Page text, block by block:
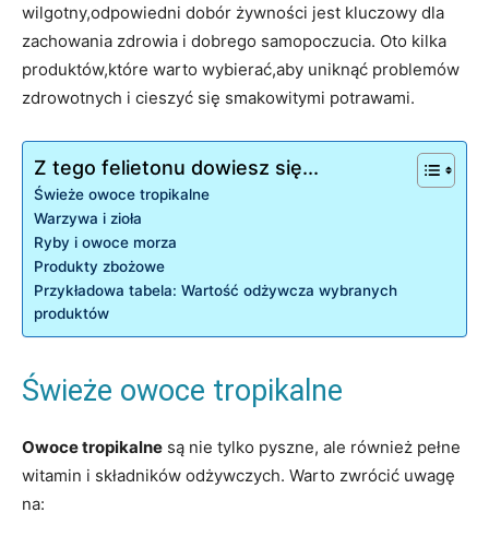
wilgotny,odpowiedni dobór żywności jest kluczowy dla
⁢zachowania zdrowia i dobrego samopoczucia. Oto‍ kilka
produktów,które warto wybierać,aby uniknąć​ problemów
zdrowotnych i cieszyć się⁤ smakowitymi potrawami.
Z tego felietonu dowiesz się...
Świeże owoce tropikalne
Warzywa i zioła
Ryby ⁢i owoce morza
Produkty‍ zbożowe
Przykładowa tabela: Wartość odżywcza wybranych
produktów
Świeże owoce tropikalne
Owoce tropikalne są nie tylko pyszne, ale również‌ pełne‌
witamin⁣ i składników ⁣odżywczych. Warto zwrócić uwagę‍
na: